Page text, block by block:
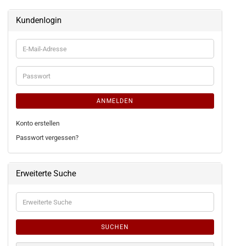
Kundenlogin
E-
Mail-
Adresse
Passwort
ANMELDEN
Konto erstellen
Passwort vergessen?
Erweiterte Suche
Erweiterte
Suche
SUCHEN